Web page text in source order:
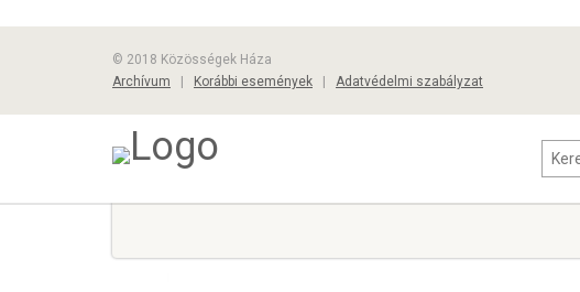
© 2018 Közösségek Háza
Archívum
Korábbi események Adatvédelmi szabályzat